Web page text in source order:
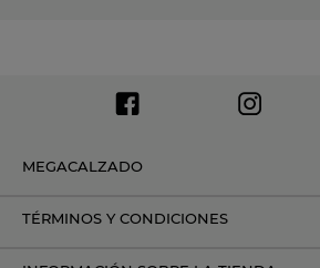
MEGACALZADO
TÉRMINOS Y CONDICIONES